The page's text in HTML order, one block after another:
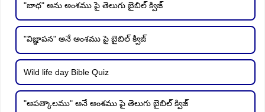
"బాధ" అను అంశము పై తెలుగు బైబిల్ క్విజ్
"విజ్ఞాపన" అనే అంశము పై బైబిల్ క్విజ్
Wild life day Bible Quiz
"ఆపత్కాలము" అనే అంశము పై తెలుగు బైబిల్ క్విజ్